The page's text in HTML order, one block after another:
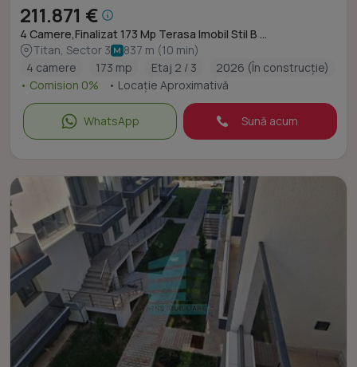
211.871 €
4 Camere,Finalizat 173 Mp Terasa Imobil Stil B ...
Titan, Sector 3
837 m (10 min)
4 camere
173 mp Etaj 2 / 3
2026 (În construcție)
• Comision 0%
• Locație Aproximativă
WhatsApp Sună acum